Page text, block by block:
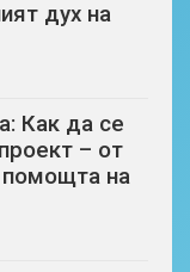
дух на
Как да се
– от
помощта на